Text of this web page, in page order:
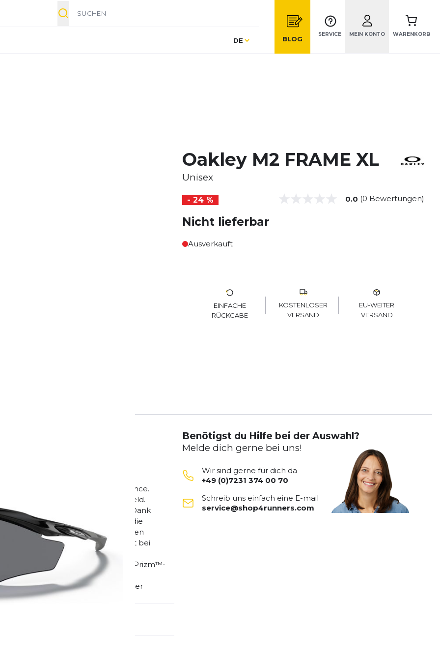
Sprache
DE BLOG
SERVICE MEIN KONTO WARENKORB
Oakley M2 FRAME XL
Unisex
- 24 % 0.0 (0 Bewertungen)
Nicht lieferbar
Ausverkauft
EINFACHE
RÜCKGABE
KOSTENLOSER
VERSAND
EU-WEITER
VERSAND
eine optimierte Performance.
Sie alles Entscheidende im Blickfeld.
für Aktivitäten wie Radsport. Dank
für Sportarten und Aktivitäten, die
O Matter™-Material mit ovalen
-Nasenkissen für besseren Halt bei
mit HDO®
Umgebungen •Erhältlich mit Prizm™-
und ein optimiertes Sichterlebnis
•Passend für Korrektionsgläser
Benötigst du Hilfe bei der Auswahl?
Melde dich gerne bei uns!
Wir sind gerne für dich da
+49 (0)7231 374 00 70
Schreib uns einfach eine E-mail
service@shop4runners.com